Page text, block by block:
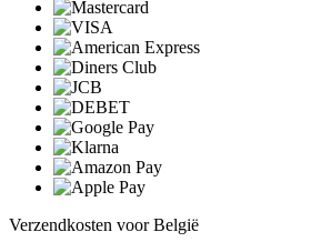
Verzendkosten voor België